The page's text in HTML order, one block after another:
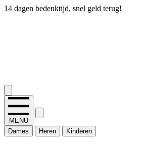
14 dagen bedenktijd, snel geld terug!
MENU
Dames
Heren Kinderen